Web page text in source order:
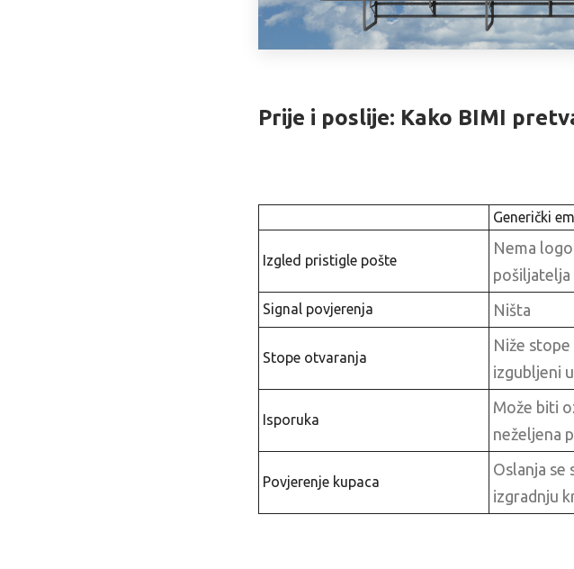
Prije i poslije: Kako BIMI
Generički
Izgled pristigle pošte
Nema
pošiljatelja
Signal povjerenja Ništa
Stope otvaranja
Niže
izgubljeni
Isporuka
Može biti
neželjena
Povjerenje kupaca
Oslanja se
izgradnju